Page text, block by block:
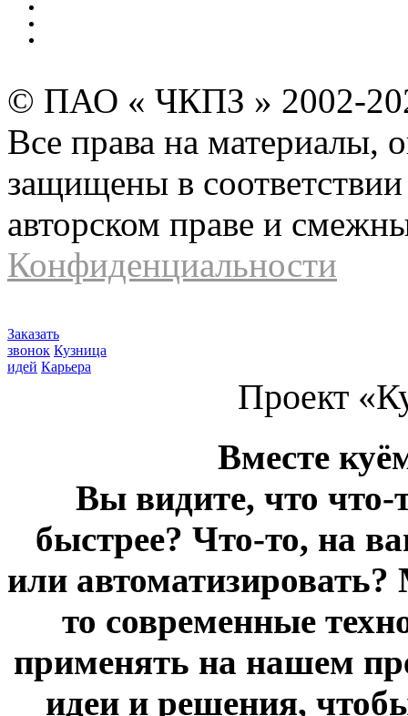
© ПАО « ЧКПЗ » 2002-
Все права на материалы,
защищены в соответствии
авторском праве и
Конфиденциальности
Заказать
звонок Кузница
идей Карьера
Проект
Вместе
Вы видите, что
быстрее? Что-то, на
или
то современные
применять на нашем
идеи и решения,